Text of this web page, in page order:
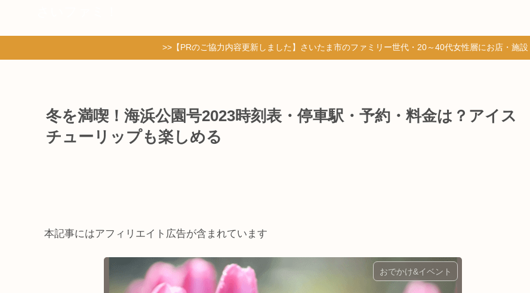
>>【PRのご協力内容更新しました】さいたま市のファミリー世代・20～40代女性層にお店・施
冬を満喫！海浜公園号2023時刻表・停車駅・予約・料金は？アイス
チューリップも楽しめる
本記事にはアフィリエイト広告が含まれています
おでかけ&イベント